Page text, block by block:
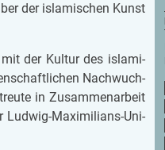
der is­la­mi­schen Kunst
mit der Kul­tur des is­la­mi­
Nach­wuch­
in Zu­sam­men­ar­beit
Lud­wig-Ma­xi­mi­li­ans-Uni­